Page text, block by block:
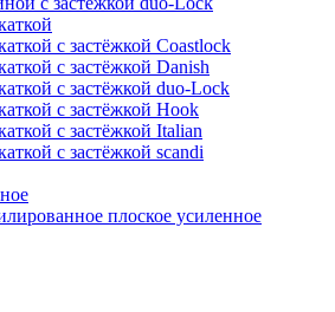
с застёжкой Coastlock
с застёжкой Danish
с застёжкой duo-Lock
с застёжкой Hook
с застёжкой Italian
с застёжкой scandi
плоское усиленное